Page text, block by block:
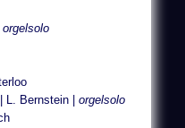
orgelsolo
Bernstein | orgelsolo